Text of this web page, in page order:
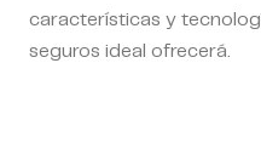
características y
seguros ideal ofrecerá.